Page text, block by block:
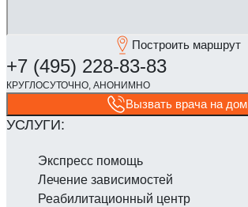
Построить маршрут
Вызвать врача на дом
Экспресс помощь
Лечение зависимостей
Реабилитаци­онный центр